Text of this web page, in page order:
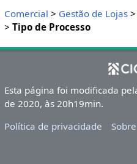
Comercial > Gestão de Lojas>
> Tipo de Processo
Esta página foi modificada
de 2020, às 20h19min.
Política de privacidade